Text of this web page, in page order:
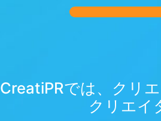
CreatiPRでは、クリ
クリエイ